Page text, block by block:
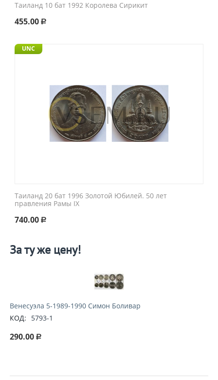
Таиланд 10 бат 1992 Королева Сирикит
455.00 Р
UNC
Таиланд 20 бат 1996 Золотой Юбилей. 50 лет
правления Рамы IX
740.00 Р
За ту же цену!
Венесуэла 5-1989-1990 Симон Боливар
КОД:
5793-1
290.00 Р